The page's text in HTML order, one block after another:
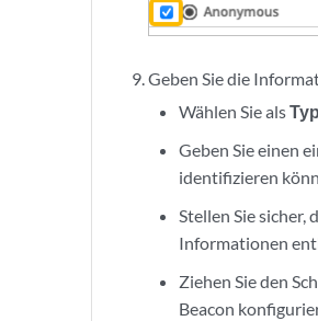
Geben Sie die
Wählen Sie alsTyp
Geben Sie einen
identifizieren
Stellen Sie sicher,
Informationen
Ziehen Sie den
Beacon